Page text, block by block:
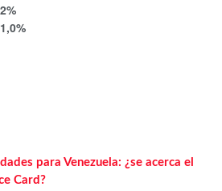
para Venezuela: ¿se acerca el
Card?